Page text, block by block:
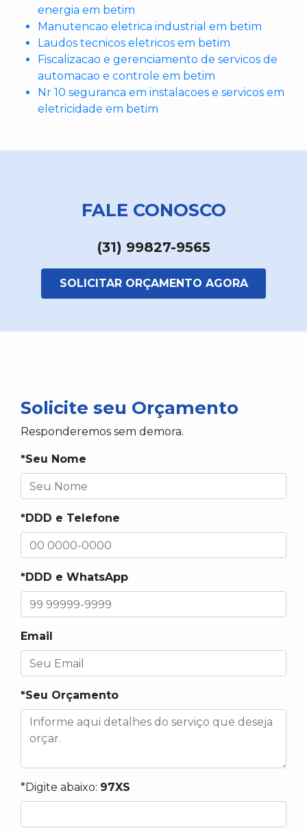
energia em betim
Manutencao eletrica industrial em betim
Laudos tecnicos eletricos em betim
Fiscalizacao e gerenciamento de servicos de
automacao e controle em betim
Nr 10 seguranca em instalacoes e servicos em
eletricidade em betim
FALE CONOSCO
(31) 99827-9565
SOLICITAR ORÇAMENTO AGORA
Solicite seu Orçamento
Responderemos sem demora.
*Seu Nome
*DDD e Telefone
*DDD e WhatsApp
Email
*Seu Orçamento
*Digite abaixo: 97XS